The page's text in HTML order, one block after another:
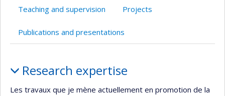
l’unité
recherche
Teaching and supervision Projects
Publications and presentations
Research expertise
Les travaux que je mène actuellement en promotion de la